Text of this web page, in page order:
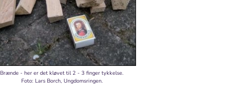
Brænde - her er det kløvet til 2 - 3 finger tykkelse.
Foto: Lars Borch, Ungdomsringen.